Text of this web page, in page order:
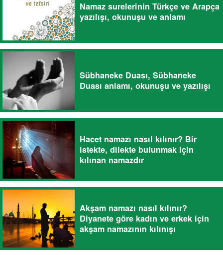
Namaz surelerinin Türkçe ve Arapça
yazılışı, okunuşu ve anlamı
Sübhaneke Duası, Sübhaneke
Duası anlamı, okunuşu ve yazılışı
Hacet namazı nasıl kılınır? Bir
istekte, dilekte bulunmak için
kılınan namazdır
Akşam namazı nasıl kılınır?
Diyanete göre kadın ve erkek için
akşam namazının kılınışı